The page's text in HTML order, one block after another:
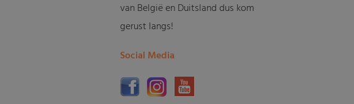
van België en Duitsland dus kom
gerust langs!
Social Media